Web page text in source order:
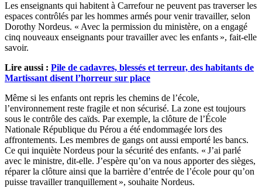
Les enseignants qui habitent à Carrefour ne peuvent pas traverser les
espaces contrôlés par les hommes armés pour venir travailler, selon
Dorothy Nordeus. « Avec la permission du ministère, on a engagé
cinq nouveaux enseignants pour travailler avec les enfants », fait-elle
savoir.
Lire aussi : Pile de cadavres, blessés et terreur, des habitants de
Martissant disent l’horreur sur place
Même si les enfants ont repris les chemins de l’école,
l’environnement reste fragile et non sécurisé. La zone est toujours
sous le contrôle des caïds. Par exemple, la clôture de l’École
Nationale République du Pérou a été endommagée lors des
affrontements. Les membres de gangs ont aussi emporté les bancs.
Ce qui inquiète Nordeus pour la sécurité des enfants. « J’ai parlé
avec le ministre, dit-elle. J’espère qu’on va nous apporter des sièges,
réparer la clôture ainsi que la barrière d’entrée de l’école pour qu’on
puisse travailler tranquillement », souhaite Nordeus.